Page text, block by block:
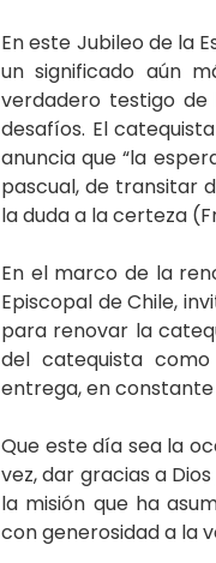
En este Jubileo de la
un significado aún
verdadero testigo
desafíos. El
anuncia que “la
pascual, de transitar
la duda a la certeza
En el marco de la
Episcopal de Chile,
para renovar la
del catequista
entrega, en
Que este día sea la
vez, dar gracias a
la misión que ha
con generosidad a la